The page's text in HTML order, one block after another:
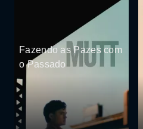
Fazendo as Pazes com
o Passado